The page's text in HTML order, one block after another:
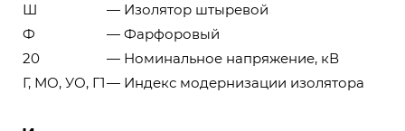
Ш
— Изолятор штыревой
Ф
— Фарфоровый
20
— Номинальное напряжение, кВ
Г, МО, УО, Г1— Индекс модернизации изолятора